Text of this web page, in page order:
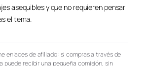
asequibles y que no requieren pensar
el tema.
enlaces de afiliado: si compras a través de
puede recibir una pequeña comisión, sin